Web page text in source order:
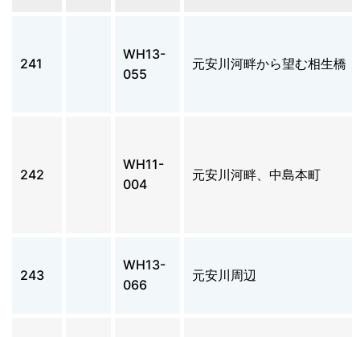
241
WH13-
055
元安川河畔から望む相生橋
242
WH11-
004
元安川河畔、中島本町
243
WH13-
066
元安川周辺